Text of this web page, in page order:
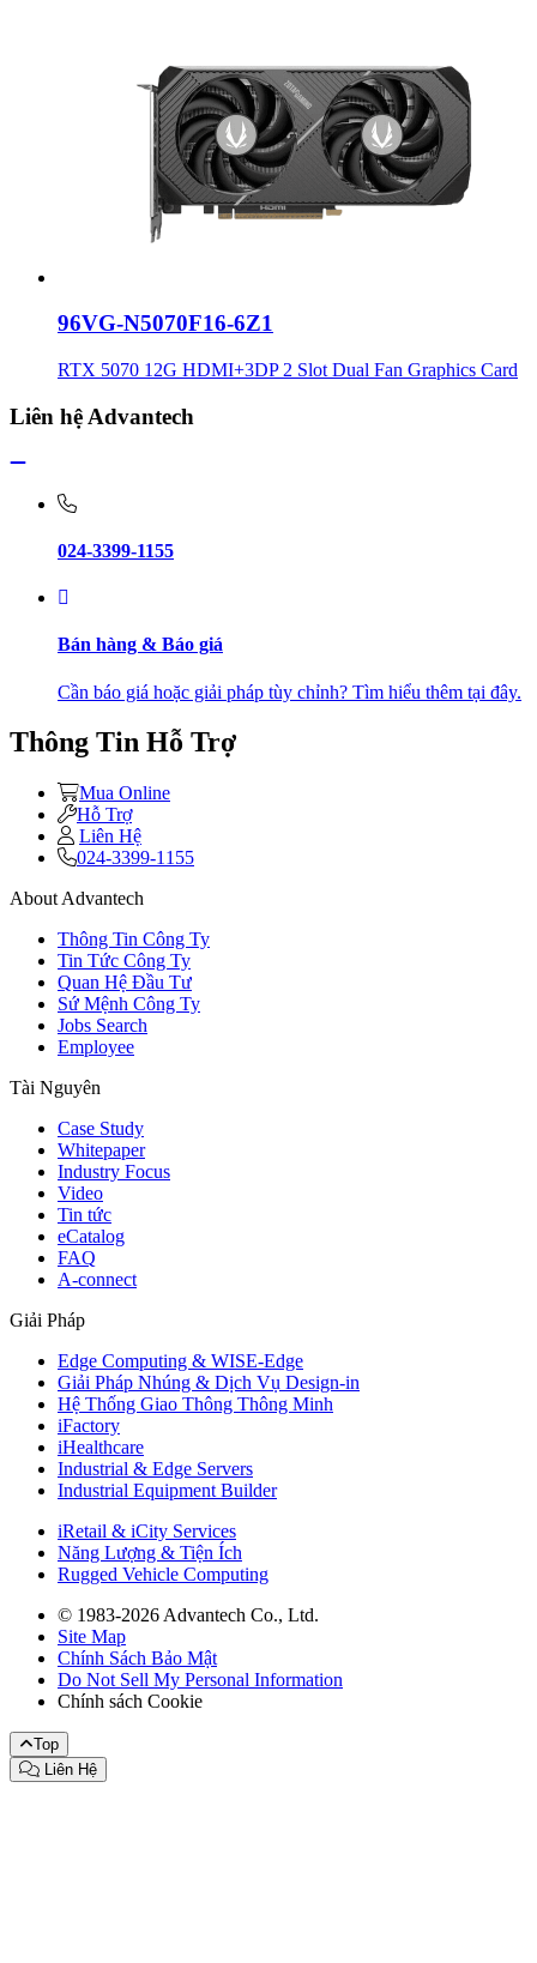
96VG-N5070F16-6Z1
RTX 5070 12G HDMI+3DP 2 Slot Dual Fan Graphics Card
Liên hệ Advantech
024-3399-1155
Bán hàng & Báo giá
Cần báo giá hoặc giải pháp tùy chỉnh? Tìm hiểu thêm tại đây.
Thông Tin Hỗ Trợ
Mua Online
Hỗ Trợ
Liên Hệ
024-3399-1155
About Advantech
Thông Tin Công Ty
Tin Tức Công Ty
Quan Hệ Đầu Tư
Sứ Mệnh Công Ty
Jobs Search
Employee
Tài Nguyên
Case Study
Whitepaper
Industry Focus
Video
Tin tức
eCatalog
FAQ
A-connect
Giải Pháp
Edge Computing & WISE-Edge
Giải Pháp Nhúng & Dịch Vụ Design-in
Hệ Thống Giao Thông Thông Minh
iFactory
iHealthcare
Industrial & Edge Servers
Industrial Equipment Builder
iRetail & iCity Services
Năng Lượng & Tiện Ích
Rugged Vehicle Computing
© 1983-2026 Advantech Co., Ltd.
Site Map
Chính Sách Bảo Mật
Do Not Sell My Personal Information
Chính sách Cookie
Top
Liên Hệ